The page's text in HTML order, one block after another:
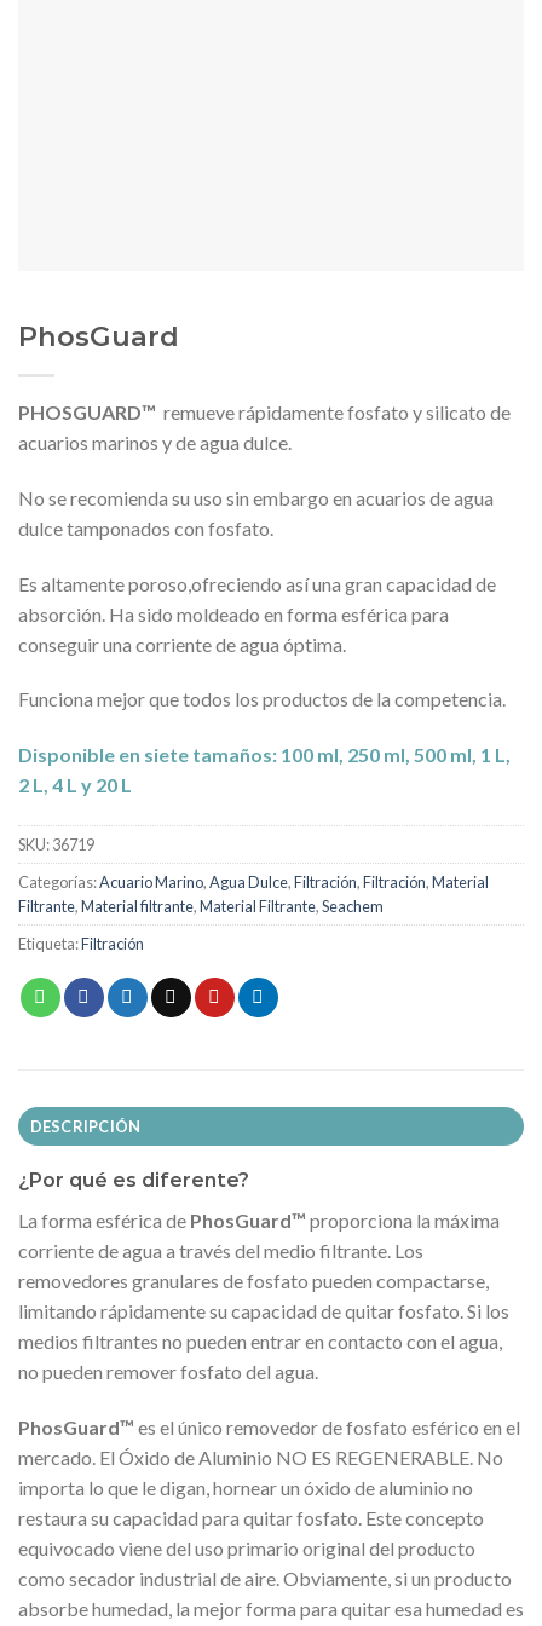
PhosGuard
PHOSGUARD™ remueve rápidamente fosfato y silicato de
acuarios marinos y de agua dulce.
No se recomienda su uso sin embargo en acuarios de agua
dulce tamponados con fosfato.
Es altamente poroso,ofreciendo así una gran capacidad de
absorción. Ha sido moldeado en forma esférica para
conseguir una corriente de agua óptima.
Funciona mejor que todos los productos de la competencia.
Disponible en siete tamaños: 100 ml, 250 ml, 500 ml, 1 L,
2 L, 4 L y 20 L
SKU:36719
Categorías:Acuario Marino,Agua Dulce,Filtración,Filtración,Material
Filtrante,Material filtrante,Material Filtrante,Seachem
Etiqueta:Filtración
DESCRIPCIÓN
¿Por qué es diferente?
La forma esférica de PhosGuard™ proporciona la máxima
corriente de agua a través del medio filtrante. Los
removedores granulares de fosfato pueden compactarse,
limitando rápidamente su capacidad de quitar fosfato. Si los
medios filtrantes no pueden entrar en contacto con el agua,
no pueden remover fosfato del agua.
PhosGuard™ es el único removedor de fosfato esférico en el
mercado. El Óxido de Aluminio NO ES REGENERABLE. No
importa lo que le digan, hornear un óxido de aluminio no
restaura su capacidad para quitar fosfato. Este concepto
equivocado viene del uso primario original del producto
como secador industrial de aire. Obviamente, si un producto
absorbe humedad, la mejor forma para quitar esa humedad es